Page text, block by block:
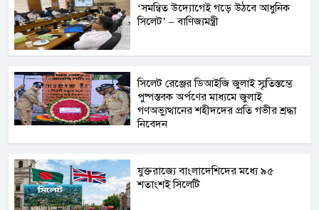
‘সমন্বিত উদ্যোগেই গড়ে উঠবে আধুনিক
সিলেট’ – বাণিজ্যমন্ত্রী
সিলেট রেঞ্জের ডিআইজি জুলাই স্মৃতিস্তম্ভে
পুষ্পস্তবক অর্পণের মাধ্যমে জুলাই
গণঅভ্যুত্থানের শহীদদের প্রতি গভীর শ্রদ্ধা
নিবেদন
যুক্তরাজ্যে বাংলাদেশিদের মধ্যে ৯৫
শতাংশই সিলেটি